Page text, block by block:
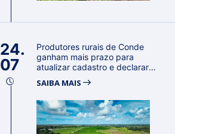
24.
07
Produtores rurais de Conde
ganham mais prazo para
atualizar cadastro e declarar
SAIBA MAIS